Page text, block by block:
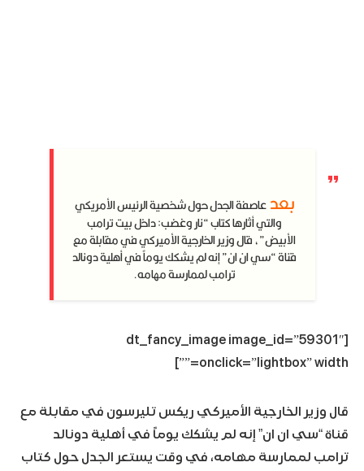
بعدعاصفة الجدل حول شخصية الرئيس الأمريكي
والتي أثارها كتاب “نار وغضب: داخل بيت ترامب
الأبيض”، قال وزير الخارجية الأميركي في مقابلة مع
قناة “سي ان ان” إنه لم يشكك يوماً في أهلية دونالد
ترامب لممارسة مهامه.
[dt_fancy_image image_id=”59301″
onclick=”lightbox” width=””]
قال وزير الخارجية الأميركي ريكس تليرسون في مقابلة مع
قناة “سي ان ان” إنه لم يشكك يوماً في أهلية دونالد
ترامب لممارسة مهامه، في وقت يستعر الجدل حول كتاب